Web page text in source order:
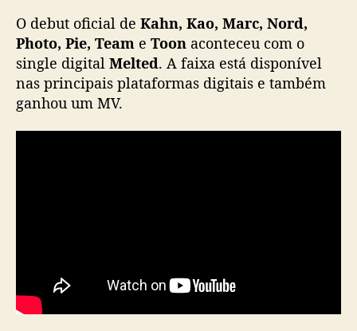
“
l
t
O debut oficial de Kahn, Kao, Marc, Nord,
Photo, Pie, Team e Toon aconteceu com o
single digital Melted. A faixa está disponível
nas principais plataformas digitais e também
ganhou um MV.